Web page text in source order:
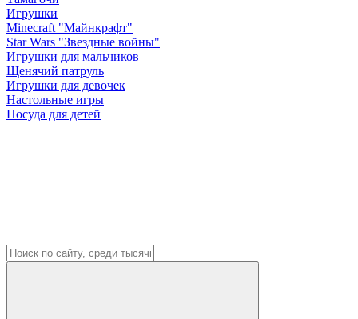
Игрушки
Minecraft "Майнкрафт"
Star Wars "Звездные войны"
Игрушки для мальчиков
Щенячий патруль
Игрушки для девочек
Настольные игры
Посуда для детей